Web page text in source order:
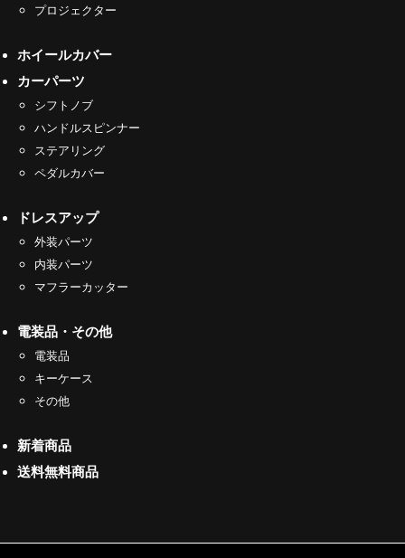
プロジェクター
ホイールカバー
カーパーツ
シフトノブ
ハンドルスピンナー
ステアリング
ペダルカバー
ドレスアップ
外装パーツ
内装パーツ
マフラーカッター
電装品・その他
電装品
キーケース
その他
新着商品
送料無料商品